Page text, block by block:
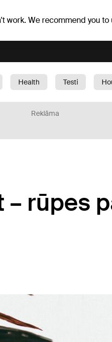
work. We recommend you
Health Testi
Reklāma
rūpes